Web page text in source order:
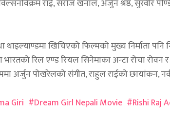
राई, सरोज खनाल, अर्जुन श्रेष्ठ, सुरवीर
थाइल्याण्डमा खिचिएको फिल्मको मुख्य निर्माता
भारतको रिल एण्ड रियल सिनेमाका अन्टा रोचा
अर्जुन पोखरेलको संगीत, राहुल राईको छायांकन,
Giri Dream Girl Nepali Movie Rishi Raj